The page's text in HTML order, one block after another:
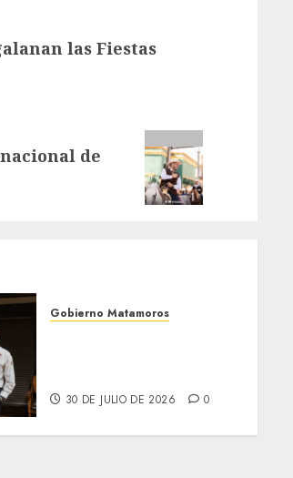
las Fiestas
de
Gobierno Matamoros
30 DE JULIO DE 2026 0